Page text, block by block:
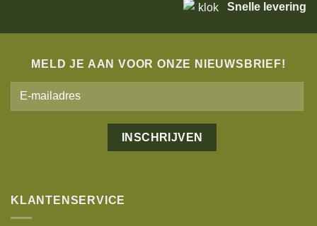
Snelle levering
MELD JE AAN VOOR ONZE NIEUWSBRIEF!
KLANTENSERVICE